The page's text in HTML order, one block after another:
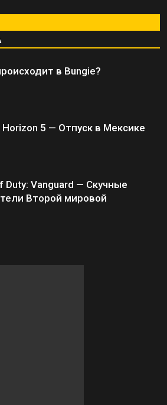
в Bungie?
Horizon 5 — Отпуск в Мексике
Duty: Vanguard — Скучные
Второй мировой